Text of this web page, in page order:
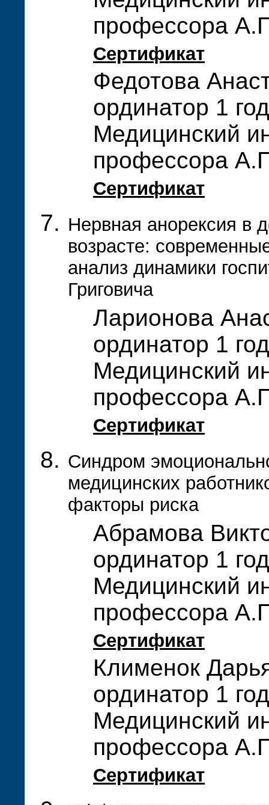
профессора
Сертификат
Федотова
ординатор 1
Медицинский
профессора
Сертификат
Нервная анорексия в
возрасте:
анализ динамики
Григовича
Ларионова
ординатор 1
Медицинский
профессора
Сертификат
Синдром
медицинских
факторы риска
Абрамова
ординатор 1
Медицинский
профессора
Сертификат
Клименок
ординатор 1
Медицинский
профессора
Сертификат